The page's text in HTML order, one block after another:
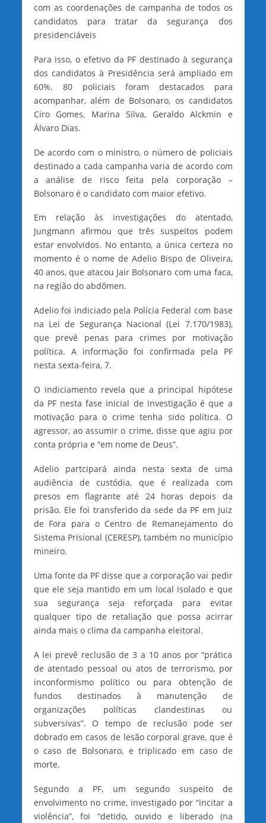
com as coordenações de campanha de todos os
candidatos para tratar da segurança dos
presidenciáveis
Para isso, o efetivo da PF destinado à segurança
dos candidatos à Presidência será ampliado em
60%. 80 policiais foram destacados para
acompanhar, além de Bolsonaro, os candidatos
Ciro Gomes, Marina Silva, Geraldo Alckmin e
Álvaro Dias.
De acordo com o ministro, o número de policiais
destinado a cada campanha varia de acordo com
a análise de risco feita pela corporação –
Bolsonaro é o candidato com maior efetivo.
Em relação às investigações do atentado,
Jungmann afirmou que três suspeitos podem
estar envolvidos. No entanto, a única certeza no
momento é o nome de Adelio Bispo de Oliveira,
40 anos, que atacou Jair Bolsonaro com uma faca,
na região do abdômen.
Adelio foi indiciado pela Polícia Federal com base
na Lei de Segurança Nacional (Lei 7.170/1983),
que prevê penas para crimes por motivação
política. A informação foi confirmada pela PF
nesta sexta-feira, 7.
O indiciamento revela que a principal hipótese
da PF nesta fase inicial de investigação é que a
motivação para o crime tenha sido política. O
agressor, ao assumir o crime, disse que agiu por
conta própria e “em nome de Deus”.
Adelio partcipará ainda nesta sexta de uma
audiência de custódia, que é realizada com
presos em flagrante até 24 horas depois da
prisão. Ele foi transferido da sede da PF em Juiz
de Fora para o Centro de Remanejamento do
Sistema Prisional (CERESP), também no município
mineiro.
Uma fonte da PF disse que a corporação vai pedir
que ele seja mantido em um local isolado e que
sua segurança seja reforçada para evitar
qualquer tipo de retaliação que possa acirrar
ainda mais o clima da campanha eleitoral.
A lei prevê reclusão de 3 a 10 anos por “prática
de atentado pessoal ou atos de terrorismo, por
inconformismo político ou para obtenção de
fundos destinados à manutenção de
organizações políticas clandestinas ou
subversivas”. O tempo de reclusão pode ser
dobrado em casos de lesão corporal grave, que é
o caso de Bolsonaro, e triplicado em caso de
morte.
Segundo a PF, um segundo suspeito de
envolvimento no crime, investigado por “incitar a
violência”, foi “detido, ouvido e liberado (na